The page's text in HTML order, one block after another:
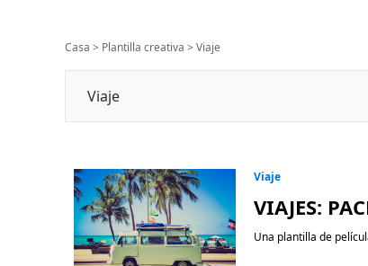
Casa > Plantilla creativa > Viaje
Viaje
Viaje
VIAJES:
Una plantilla de